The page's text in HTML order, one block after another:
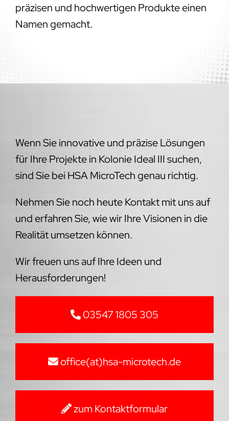
präzisen und hochwertigen Produkte einen
Namen gemacht.
Wenn Sie innovative und präzise Lösungen
für Ihre Projekte in Kolonie Ideal III suchen,
sind Sie bei HSA MicroTech genau richtig.
Nehmen Sie noch heute Kontakt mit uns auf
und erfahren Sie, wie wir Ihre Visionen in die
Realität umsetzen können.
Wir freuen uns auf Ihre Ideen und
Herausforderungen!
03547 1805 305
office(at)hsa-microtech.de
zum Kontaktformular